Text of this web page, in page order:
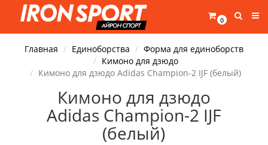
0
Главная Единоборства
Форма для единоборств
Кимоно для дзюдо
Кимоно для дзюдо Adidas Champion-2 IJF (белый)
Кимоно для дзюдо
Adidas Champion-2 IJF
(белый)